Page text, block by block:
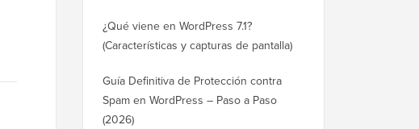
¿Qué viene en WordPress 7.1?
(Características y capturas de pantalla)
Guía Definitiva de Protección contra
Spam en WordPress – Paso a Paso
(2026)